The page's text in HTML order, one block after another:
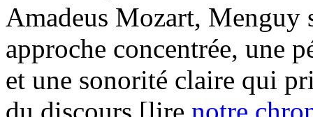
Amadeus Mozart, Menguy
approche concentrée, une
et une sonorité claire qui